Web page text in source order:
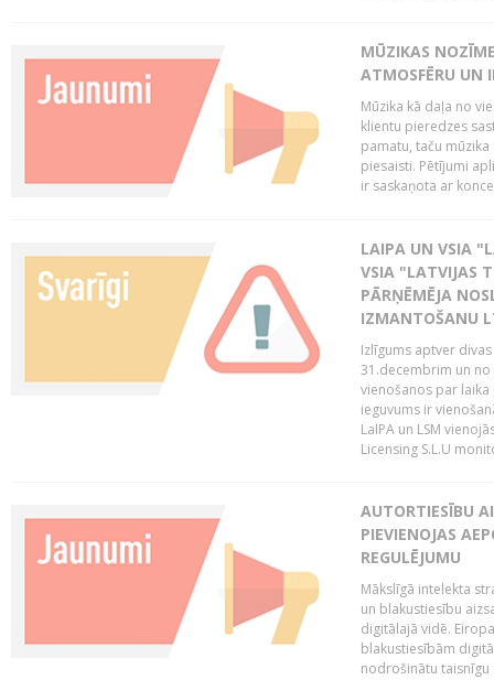
MŪZIKAS
ATMOSFĒRU UN
Mūzika kā daļa no
klientu pieredzes
pamatu, taču
piesaisti. Pētījumi
ir saskaņota ar
LAIPA UN VSIA
VSIA "LATVIJAS
PĀRŅĒMĒJA
IZMANTOŠANU
Izlīgums aptver
31.decembrim un no
vienošanos par
ieguvums ir
LaIPA un LSM
Licensing S.L.U
AUTORTIESĪBU
PIEVIENOJAS
REGULĒJUMU
Mākslīgā intelekta
un blakustiesību
digitālajā vidē.
blakustiesībām
nodrošinātu taisnīgu